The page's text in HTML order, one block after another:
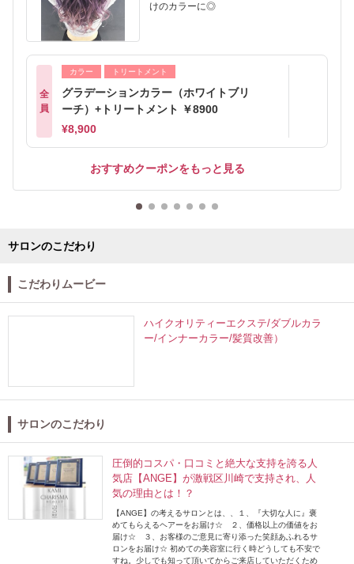
けのカラーに◎
全
員
カラー トリートメント
グラデーションカラー（ホワイトブリ
ーチ）+トリートメント ￥8900
¥8,900
おすすめクーポンをもっと見る
サロンのこだわり
こだわりムービー
ハイクオリティーエクステ/ダブルカラ
ー/インナーカラー/髪質改善）
サロンのこだわり
圧倒的コスパ・口コミと絶大な支持を誇る人
気店【ANGE】が激戦区川崎で支持され、人
気の理由とは！？
【ANGE】の考えるサロンとは、、１、『大切な人に』褒
めてもらえるヘアーをお届け☆ ２、価格以上の価値をお
届け☆ ３、お客様のご意見に寄り添った笑顔あふれるサ
ロンをお届け☆ 初めての美容室に行く時どうしても不安で
すね。少しでも知って頂いてからご来店していただくため